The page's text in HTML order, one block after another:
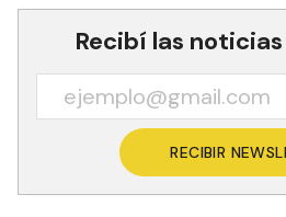
Recibí las
RECIBIR